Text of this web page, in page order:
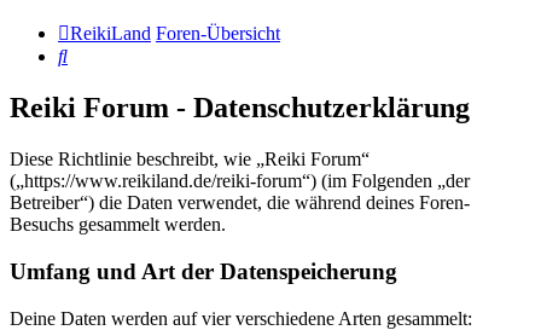
ReikiLand Foren-Übersicht
Suche
Reiki Forum - Datenschutzerklärung
Diese Richtlinie beschreibt, wie „Reiki Forum“
(„https://www.reikiland.de/reiki-forum“) (im Folgenden „der
Betreiber“) die Daten verwendet, die während deines Foren-
Besuchs gesammelt werden.
Umfang und Art der Datenspeicherung
Deine Daten werden auf vier verschiedene Arten gesammelt: